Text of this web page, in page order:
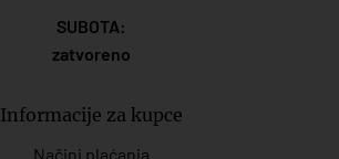
SUBOTA:
zatvoreno
Informacije za kupce
Načini plaćanja